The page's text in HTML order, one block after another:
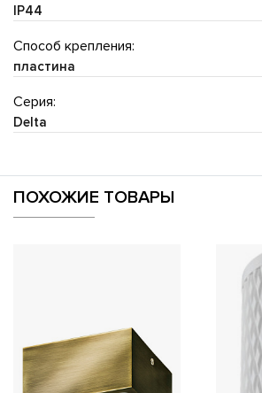
IP44
Способ крепления:
пластина
Серия:
Delta
ПОХОЖИЕ ТОВАРЫ